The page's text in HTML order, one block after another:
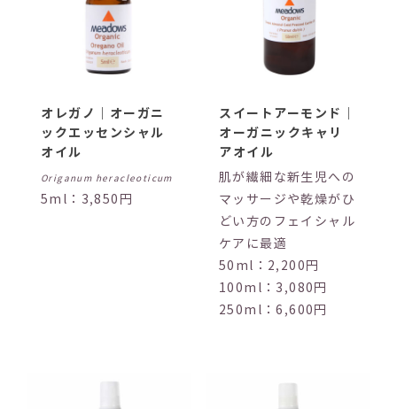
オレガノ｜オーガニ
ックエッセンシャル
オイル
Origanum heracleoticum
5ml：3,850円
スイートアーモンド｜
オーガニックキャリ
アオイル
肌が繊細な新生児への
マッサージや乾燥がひ
どい方のフェイシャル
ケアに最適
50ml：2,200円
100ml：3,080円
250ml：6,600円